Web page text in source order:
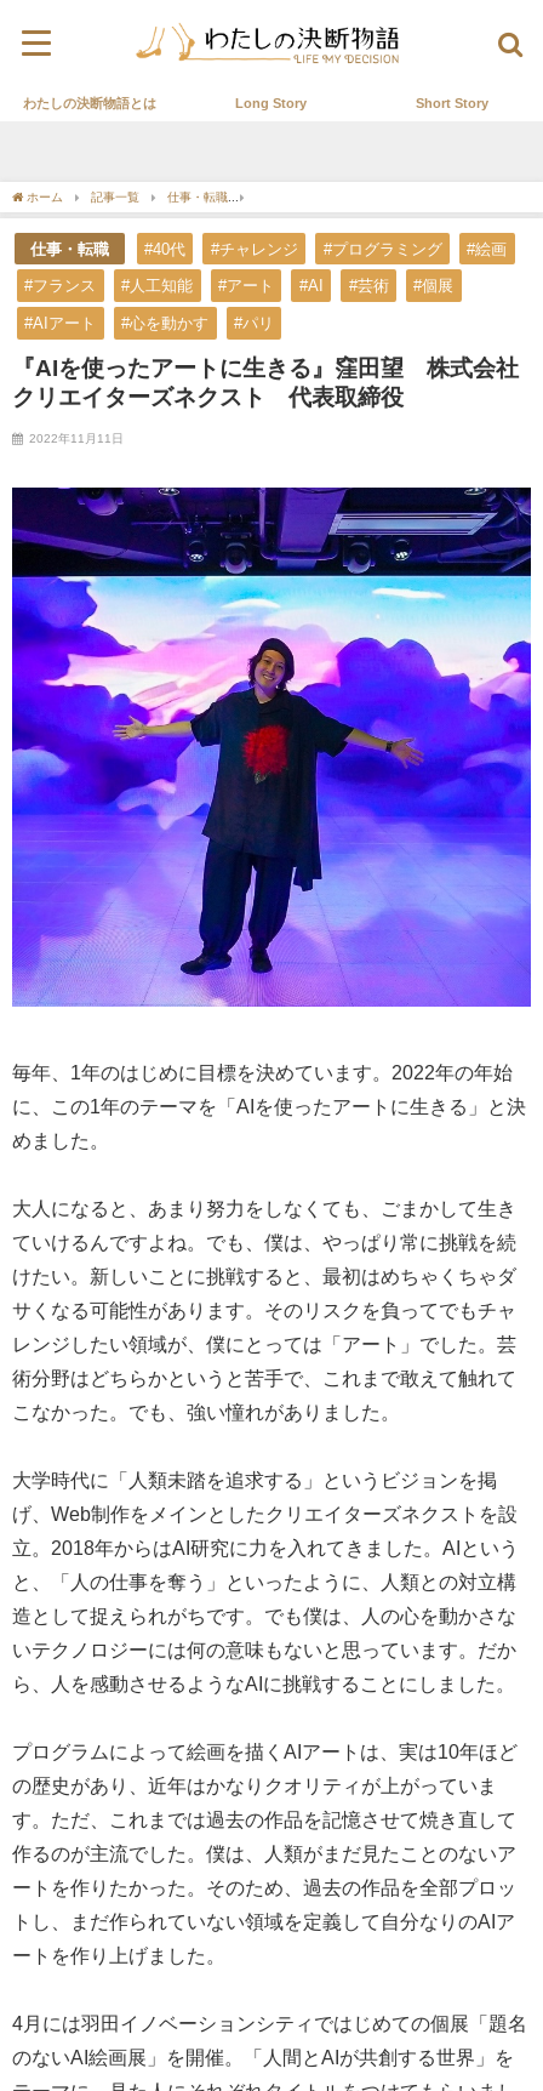
わたしの決断物語とは Long Story Short Story
ホーム 記事一覧 仕事・転職
仕事・転職 #40代 #チャレンジ #プログラミング #絵画
#フランス #人工知能 #アート #AI #芸術 #個展
#AIアート #心を動かす #パリ
『AIを使ったアートに生きる』窪田望 株式会社
クリエイターズネクスト 代表取締役
2022年11月11日
毎年、1年のはじめに目標を決めています。2022年の年始
に、この1年のテーマを「AIを使ったアートに生きる」と決
めました。
大人になると、あまり努力をしなくても、ごまかして生き
ていけるんですよね。でも、僕は、やっぱり常に挑戦を続
けたい。新しいことに挑戦すると、最初はめちゃくちゃダ
サくなる可能性があります。そのリスクを負ってでもチャ
レンジしたい領域が、僕にとっては「アート」でした。芸
術分野はどちらかというと苦手で、これまで敢えて触れて
こなかった。でも、強い憧れがありました。
大学時代に「人類未踏を追求する」というビジョンを掲
げ、Web制作をメインとしたクリエイターズネクストを設
立。2018年からはAI研究に力を入れてきました。AIという
と、「人の仕事を奪う」といったように、人類との対立構
造として捉えられがちです。でも僕は、人の心を動かさな
いテクノロジーには何の意味もないと思っています。だか
ら、人を感動させるようなAIに挑戦することにしました。
プログラムによって絵画を描くAIアートは、実は10年ほど
の歴史があり、近年はかなりクオリティが上がっていま
す。ただ、これまでは過去の作品を記憶させて焼き直して
作るのが主流でした。僕は、人類がまだ見たことのないア
ートを作りたかった。そのため、過去の作品を全部プロッ
トし、まだ作られていない領域を定義して自分なりのAIア
ートを作り上げました。
4月には羽田イノベーションシティではじめての個展「題名
のないAI絵画展」を開催。「人間とAIが共創する世界」を